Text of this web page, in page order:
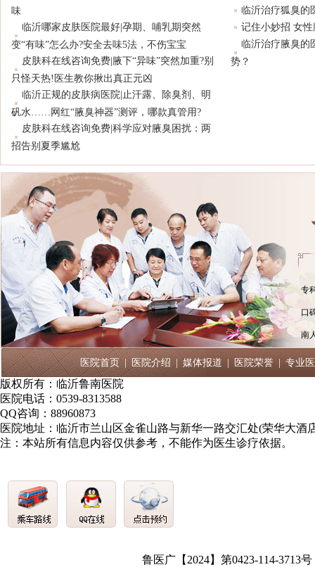
味
临沂哪家皮肤医院最好|孕期、哺乳期突然
变“有味”怎么办?安全去味5法，不伤宝宝
皮肤科在线咨询免费|腋下“异味”突然加重?别
只怪天热!医生教你揪出真正元凶
临沂正规的皮肤病医院|止汗露、除臭剂、明
矾水……网红“腋臭神器”测评，哪款真管用?
皮肤科在线咨询免费|科学应对腋臭困扰：两
招告别夏季尴尬
临沂治疗狐臭的
记住小妙招 女
临沂治疗腋臭的
势？
专
口
南
医院首页 | 医院介绍 媒体报道 医院荣誉 专业
版权所有：临沂鲁南医院
医院电话：0539-8313588
QQ咨询：88960873
医院地址：临沂市兰山区金雀山路与新华一路交汇处(荣华大酒
注：本站所有信息内容仅供参考，不能作为医生诊疗依据。
鲁医广【2024】第0423-114-3713